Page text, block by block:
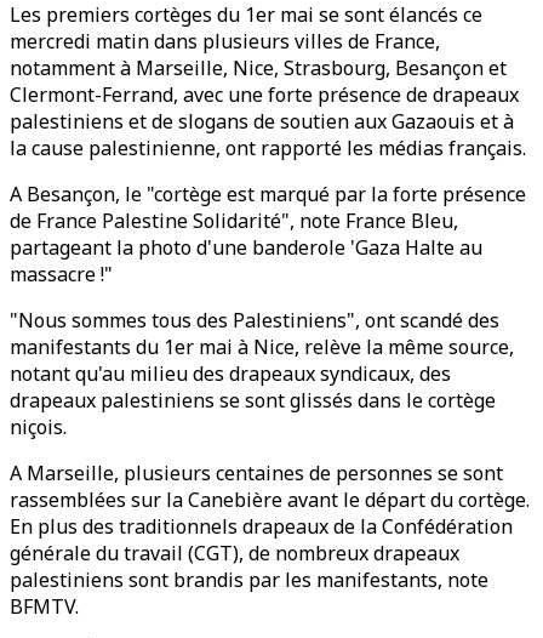
Les premiers cortèges du 1er mai se sont élancés ce
mercredi matin dans plusieurs villes de France,
notamment à Marseille, Nice, Strasbourg, Besançon et
Clermont-Ferrand, avec une forte présence de drapeaux
palestiniens et de slogans de soutien aux Gazaouis et à
la cause palestinienne, ont rapporté les médias français.
A Besançon, le "cortège est marqué par la forte présence
de France Palestine Solidarité", note France Bleu,
partageant la photo d'une banderole 'Gaza Halte au
massacre !"
"Nous sommes tous des Palestiniens", ont scandé des
manifestants du 1er mai à Nice, relève la même source,
notant qu'au milieu des drapeaux syndicaux, des
drapeaux palestiniens se sont glissés dans le cortège
niçois.
A Marseille, plusieurs centaines de personnes se sont
rassemblées sur la Canebière avant le départ du cortège.
En plus des traditionnels drapeaux de la Confédération
générale du travail (CGT), de nombreux drapeaux
palestiniens sont brandis par les manifestants, note
BFMTV.